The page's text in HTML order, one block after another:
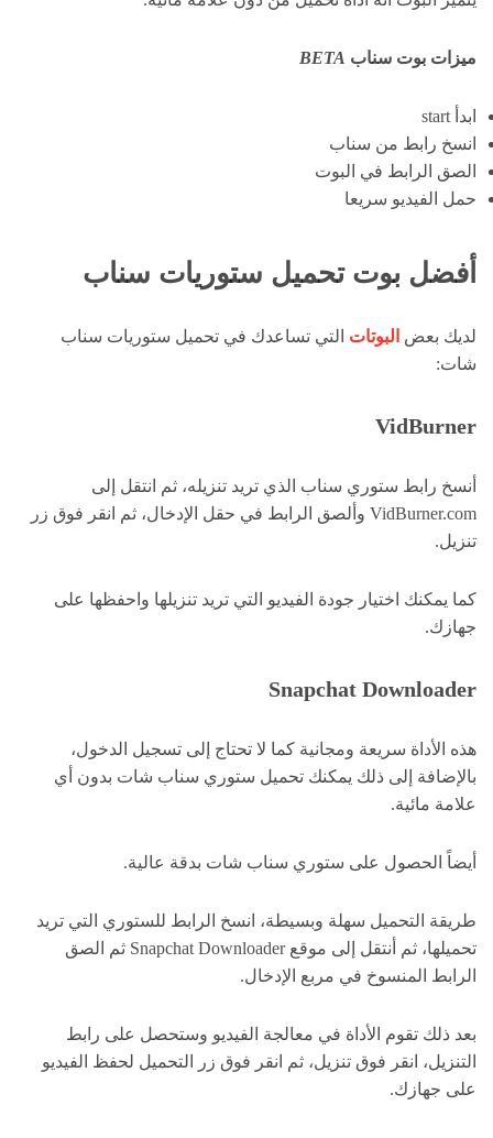
ميزات بوت سناب BETA
ابدأ start
انسخ رابط من سناب
الصق الرابط في البوت
حمل الفيديو سريعا
أفضل بوت تحميل ستوريات سناب
لديك بعض البوتات التي تساعدك في تحميل ستوريات سناب
شات:
VidBurner
أنسخ رابط ستوري سناب الذي تريد تنزيله، ثم انتقل إلى
VidBurner.com وألصق الرابط في حقل الإدخال، ثم انقر فوق زر
تنزيل.
كما يمكنك اختيار جودة الفيديو التي تريد تنزيلها واحفظها على
جهازك.
Snapchat Downloader
هذه الأداة سريعة ومجانية كما لا تحتاج إلى تسجيل الدخول،
بالإضافة إلى ذلك يمكنك تحميل ستوري سناب شات بدون أي
علامة مائية.
أيضاً الحصول على ستوري سناب شات بدقة عالية.
طريقة التحميل سهلة وبسيطة، انسخ الرابط للستوري التي تريد
تحميلها، ثم أنتقل إلى موقع Snapchat Downloader ثم الصق
الرابط المنسوخ في مربع الإدخال.
بعد ذلك تقوم الأداة في معالجة الفيديو وستحصل على رابط
التنزيل، انقر فوق تنزيل، ثم انقر فوق زر التحميل لحفظ الفيديو
على جهازك.